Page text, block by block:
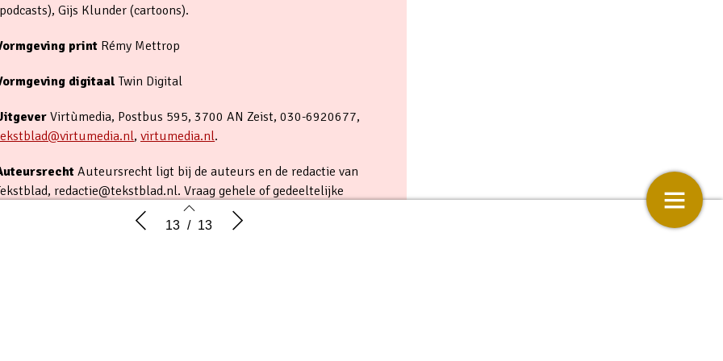
13 / 13
Gijs Klunder (cartoons).
print Rémy Mettrop
digitaal Twin Digital
Virtùmedia, Postbus 595, 3700 AN Zeist, 030-6920677,
,virtumedia.nl.
Auteursrecht ligt bij de auteurs en de redactie van
redactie@tekstblad.nl. Vraag gehele of gedeeltelijke
overname van artikelen uit Tekstblad aan bij de redactie.